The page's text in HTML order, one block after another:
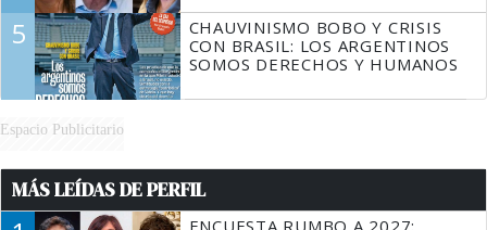
5
CHAUVINISMO BOBO Y CRISIS
CON BRASIL: LOS ARGENTINOS
SOMOS DERECHOS Y HUMANOS
Espacio Publicitario
MÁS LEÍDAS DE PERFIL